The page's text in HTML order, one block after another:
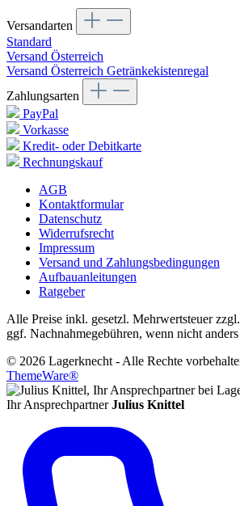
Versandarten
Standard
Versand Österreich
Versand Österreich Getränkekistenregal
Zahlungsarten
PayPal
Vorkasse
Kredit- oder Debitkarte
Rechnungskauf
AGB
Kontaktformular
Datenschutz
Widerrufsrecht
Impressum
Versand und Zahlungsbedingungen
Aufbauanleitungen
Ratgeber
Alle Preise inkl. gesetzl. Mehrwertsteuer zzgl.
ggf. Nachnahmegebühren, wenn nicht anders
© 2026 Lagerknecht - Alle Rechte
ThemeWare®
Ihr Ansprechpartner Julius Knittel